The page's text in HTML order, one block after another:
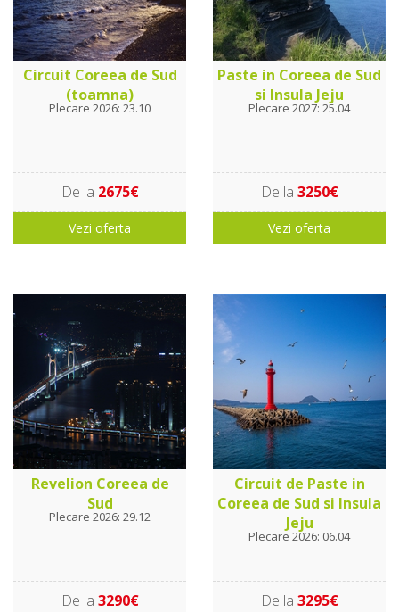
Circuit Coreea de Sud
(toamna)
Plecare 2026: 23.10
De la 2675€
Vezi oferta
Paste in Coreea de Sud
si Insula Jeju
Plecare 2027: 25.04
De la 3250€
Vezi oferta
Revelion Coreea de
Sud
Plecare 2026: 29.12
De la 3290€
Circuit de Paste in
Coreea de Sud si Insula
Jeju
Plecare 2026: 06.04
De la 3295€